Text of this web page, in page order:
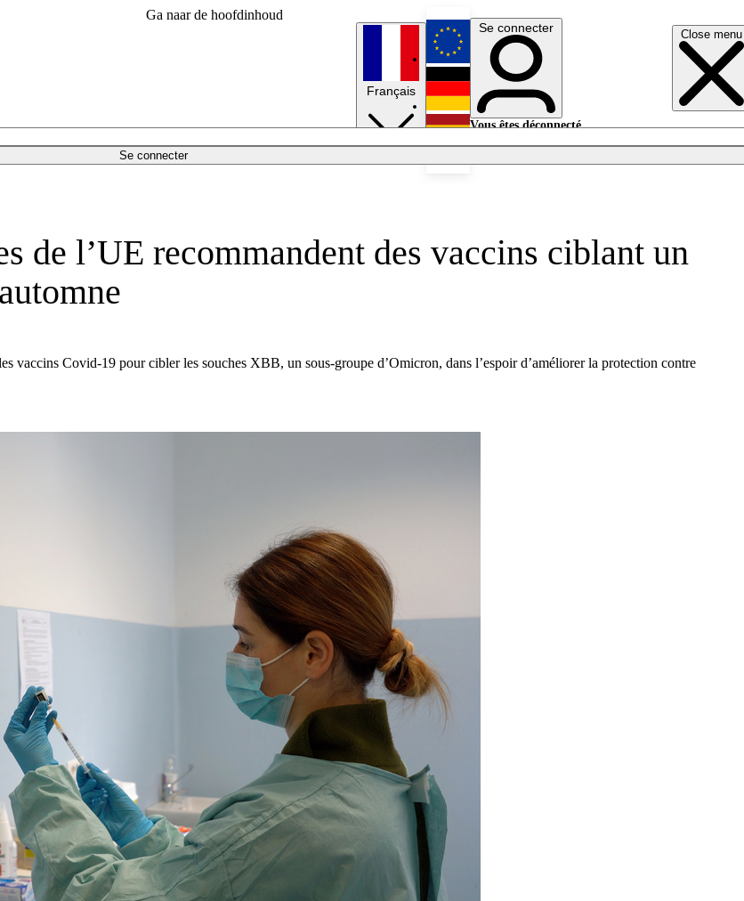
Ga naar de hoofdinhoud
Close menu
Se connecter
Français
English
Deutsch
Se connecter
Vous êtes déconnecté.
de l’UE recommandent des vaccins ciblant un
vaccins Covid-19 pour cibler les souches XBB, un sous-groupe d’Omicron, dans l’espoir d’améliorer la protection contre